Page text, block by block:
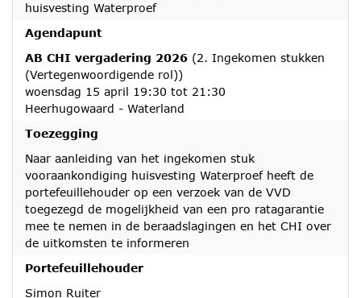
huisvesting Waterproef
Agendapunt
AB CHI vergadering 2026 (2. Ingekomen stukken
(Vertegenwoordigende rol))
woensdag 15 april 19:30 tot 21:30
Heerhugowaard - Waterland
Toezegging
Naar aanleiding van het ingekomen stuk
vooraankondiging huisvesting Waterproef heeft de
portefeuillehouder op een verzoek van de VVD
toegezegd de mogelijkheid van een pro ratagarantie
mee te nemen in de beraadslagingen en het CHI over
de uitkomsten te informeren
Portefeuillehouder
Simon Ruiter